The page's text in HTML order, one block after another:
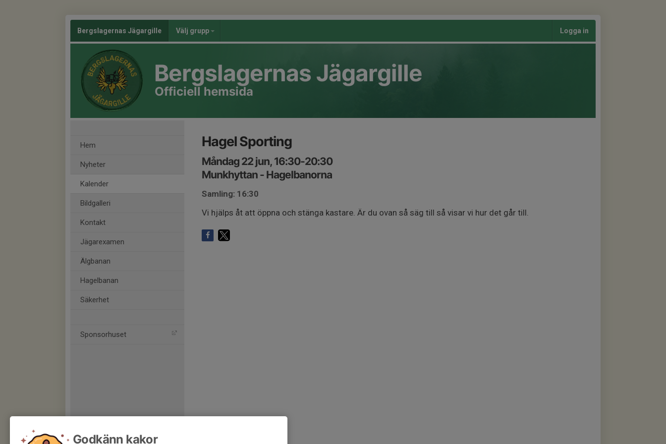
Bergslagernas Jägargille Välj grupp Logga in
Bergslagernas Jägargille
Officiell hemsida
Hem
Nyheter
Kalender
Bildgalleri
Kontakt
Jägarexamen
Älgbanan
Hagelbanan
Säkerhet
Sponsorhuset
Hagel Sporting
Måndag 22 jun, 16:30-20:30
Munkhyttan - Hagelbanorna
Samling: 16:30
Vi hjälps åt att öppna och stänga kastare. Är du ovan så säg till så visar vi hur det går till.
Godkänn kakor